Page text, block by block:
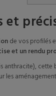
et
de vos profilés
et un rendu
les